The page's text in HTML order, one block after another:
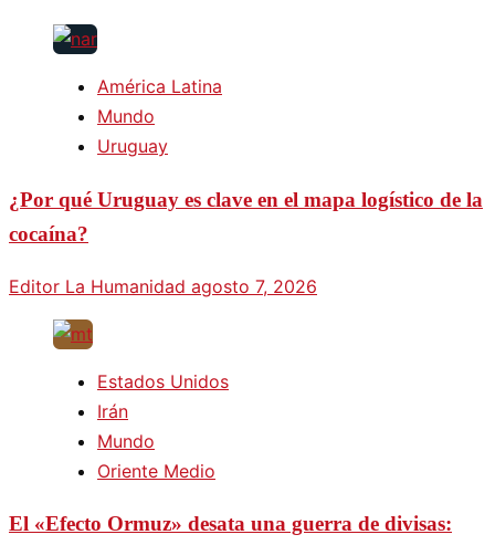
América Latina
Mundo
Uruguay
¿Por qué Uruguay es clave en el mapa logístico de la
cocaína?
Editor La Humanidad agosto 7, 2026
Estados Unidos
Irán
Mundo
Oriente Medio
El «Efecto Ormuz» desata una guerra de divisas: